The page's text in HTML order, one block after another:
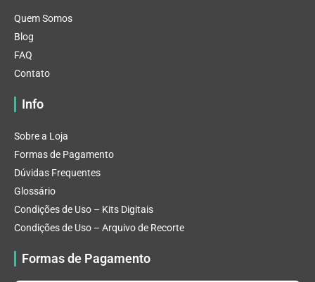
Quem Somos
Blog
FAQ
Contato
Info
Sobre a Loja
Formas de Pagamento
Dúvidas Frequentes
Glossário
Condições de Uso – Kits Digitais
Condições de Uso – Arquivo de Recorte
Formas de Pagamento